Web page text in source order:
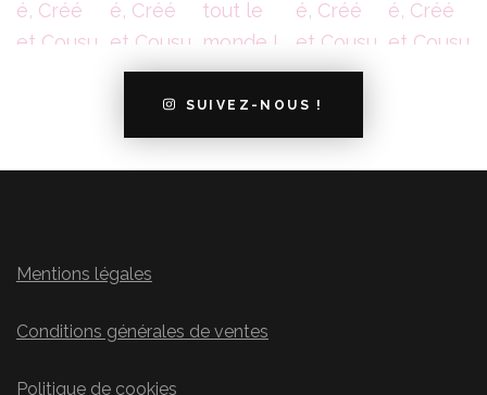
SUIVEZ-NOUS !
Mentions légales
Conditions générales de ventes
Politique de cookies